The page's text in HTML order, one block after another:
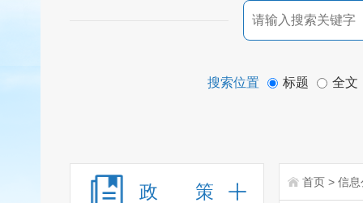
搜索位置 标题 全文
政 策 首页 > 信息